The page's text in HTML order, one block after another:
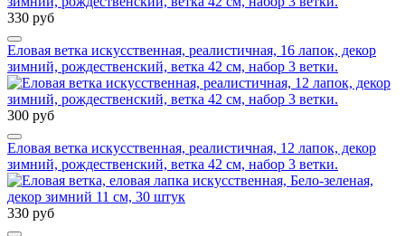
330 руб
Еловая ветка искусственная, реалистичная, 16 лапок, декор
зимний, рождественский, ветка 42 см, набор 3 ветки.
300 руб
Еловая ветка искусственная, реалистичная, 12 лапок, декор
зимний, рождественский, ветка 42 см, набор 3 ветки.
330 руб